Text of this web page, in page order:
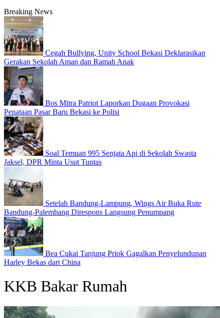
Breaking News
Cegah Bullying, Unity School Bekasi Deklarasikan
Gerakan Sekolah Aman dan Ramah Anak
Bos Mitra Patriot Laporkan Dugaan Provokasi
Penataan Pasar Baru Bekasi ke Polisi
Soal Temuan 995 Senjata Api di Sekolah Swasta
Jaksel, DPR Minta Usut Tuntas
Setelah Bandung-Lampung, Wings Air Buka Rute
Bandung-Palembang Direspons Langsung Penumpang
Bea Cukai Tanjung Priok Gagalkan Penyelundupan
Harley Bekas dari China
KKB Bakar Rumah